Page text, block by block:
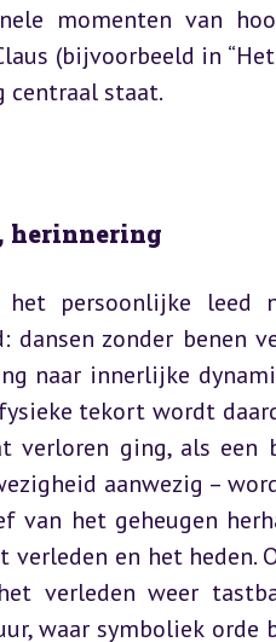
momenten van
(bijvoorbeeld in
centraal staat.
herinnering
het persoonlijke leed
zonder benen
naar innerlijke
tekort wordt
verloren ging, als een
aanwezig –
van het geheugen
en het heden.
verleden weer
waar symboliek orde